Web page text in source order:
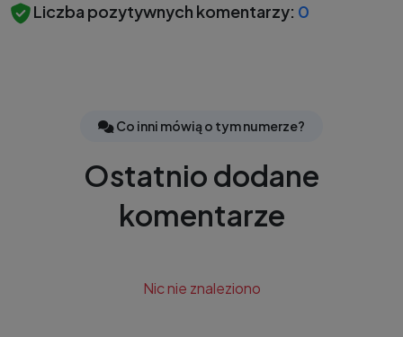
Liczba pozytywnych komentarzy: 0
Co inni mówią o tym numerze?
Ostatnio dodane
komentarze
Nic nie znaleziono